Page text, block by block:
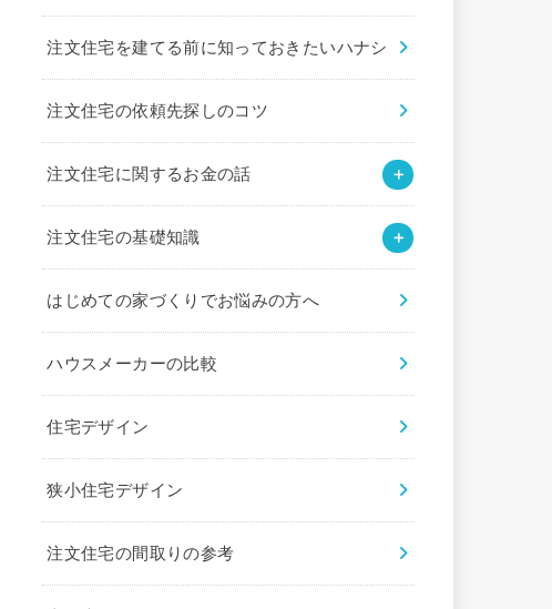
注文住宅を建てる前に知っておきたいハナシ
注文住宅の依頼先探しのコツ
注文住宅に関するお金の話
注文住宅の基礎知識
はじめての家づくりでお悩みの方へ
ハウスメーカーの比較
住宅デザイン
狭小住宅デザイン
注文住宅の間取りの参考